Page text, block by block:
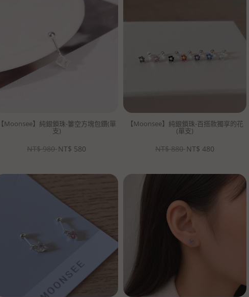
【Moonsee】純銀鎖珠-簍空方塊包鑽(單
支)
NT$ 980 NT$ 580
【Moonsee】純銀鎖珠-百搭款獨享的花
(單支)
NT$ 880 NT$ 480